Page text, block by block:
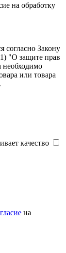
на обработку
согласно Закону
"О защите прав
необходимо
или товара
качество
на